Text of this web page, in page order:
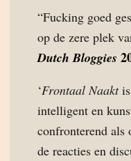
“Fucking goed
op de zere plek
Dutch Bloggies
‘Frontaal Naaktis
intelligent en
confronterend als
de reacties en